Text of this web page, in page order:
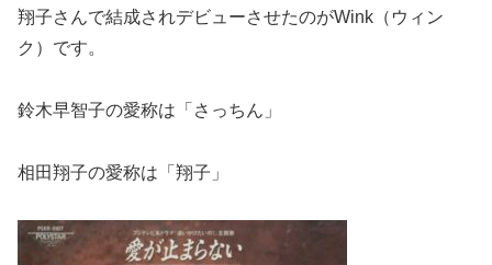
翔子さんで結成されデビューさせたのがWink（ウィン
ク）です。
鈴木早智子の愛称は「さっちん」
相田翔子の愛称は「翔子」